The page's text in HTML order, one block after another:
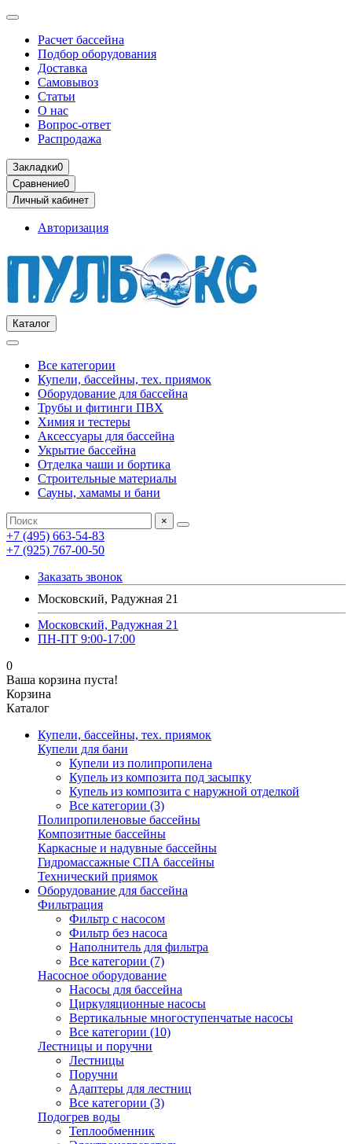
Расчет бассейна
Подбор оборудования
Доставка
Самовывоз
Статьи
О нас
Вопрос-ответ
Распродажа
Закладки0
Сравнение0
Личный кабинет
Авторизация
Каталог
Все категории
Купели, бассейны, тех. приямок
Оборудование для бассейна
Трубы и фитинги ПВХ
Химия и тестеры
Аксессуары для бассейна
Укрытие бассейна
Отделка чаши и бортика
Строительные материалы
Сауны, хамамы и бани
×
+7 (495) 663-54-83
+7 (925) 767-00-50
Заказать звонок
Московский, Радужная 21
Московский, Радужная 21
ПН-ПТ 9:00-17:00
0
Ваша корзина пуста!
Корзина
Каталог
Купели, бассейны, тех. приямок
Купели для бани
Купели из полипропилена
Купель из композита под засыпку
Купель из композита с наружной отделкой
Все категории (3)
Полипропиленовые бассейны
Композитные бассейны
Каркасные и надувные бассейны
Гидромассажные СПА бассейны
Технический приямок
Оборудование для бассейна
Фильтрация
Фильтр с насосом
Фильтр без насоса
Наполнитель для фильтра
Все категории (7)
Насосное оборудование
Насосы для бассейна
Циркуляционные насосы
Вертикальные многоступенчатые насосы
Все категории (10)
Лестницы и поручни
Лестницы
Поручни
Адаптеры для лестниц
Все категории (3)
Подогрев воды
Теплообменник